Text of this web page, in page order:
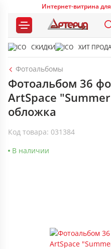
Интернет-витрина
СКИДКИ ХИТ
Фотоальбомы
Фотоальбом 36
ArtSpace
обложка
Код товара: 031384
В наличии